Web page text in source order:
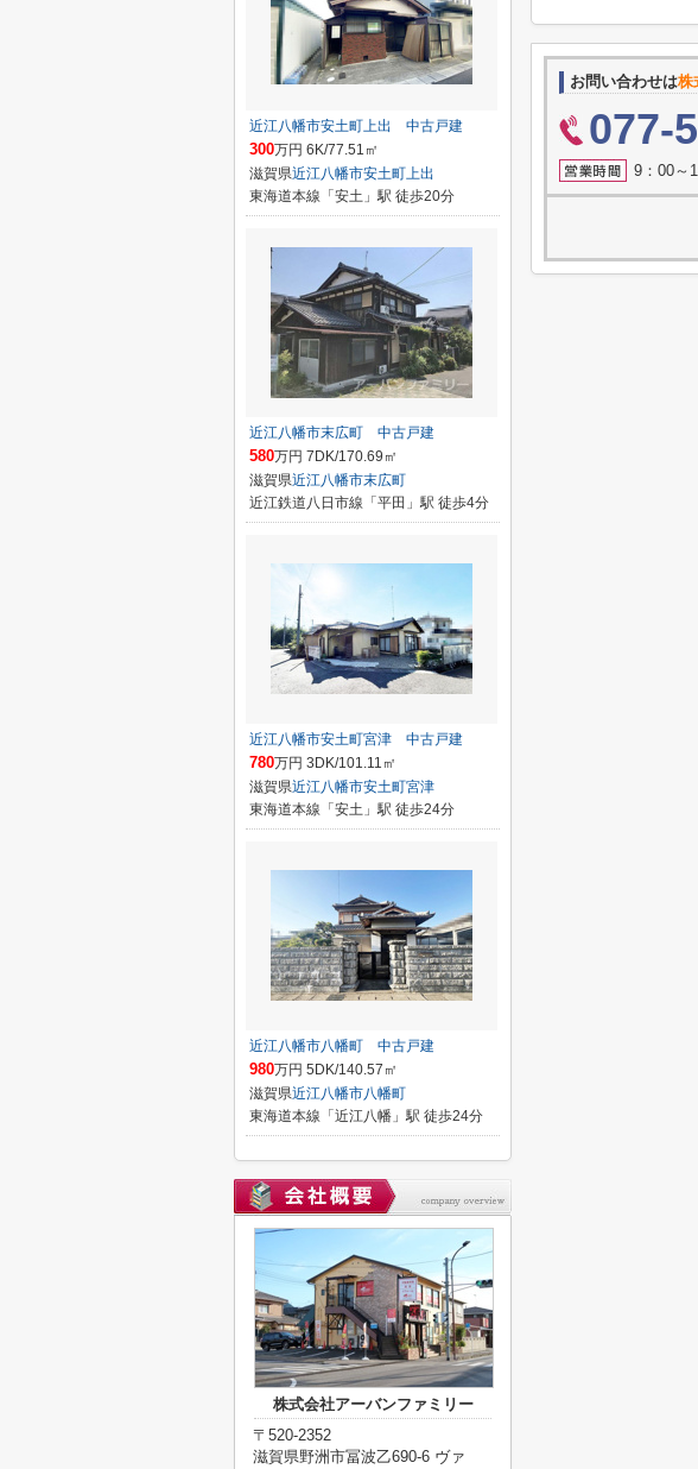
お問い合わせは株
077-
9：00～
近江八幡市安土町上出 中古戸建
300万円 6K/77.51㎡
滋賀県近江八幡市安土町上出
東海道本線「安土」駅 徒歩20分
近江八幡市末広町 中古戸建
580万円 7DK/170.69㎡
滋賀県近江八幡市末広町
近江鉄道八日市線「平田」駅 徒歩4分
近江八幡市安土町宮津 中古戸建
780万円 3DK/101.11㎡
滋賀県近江八幡市安土町宮津
東海道本線「安土」駅 徒歩24分
近江八幡市八幡町 中古戸建
980万円 5DK/140.57㎡
滋賀県近江八幡市八幡町
東海道本線「近江八幡」駅 徒歩24分
株式会社アーバンファミリー
〒520-2352
滋賀県野洲市冨波乙690-6 ヴァ